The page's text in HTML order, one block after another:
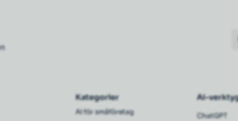
Kategorier
AI för småföretag
AI-
ChatGPT